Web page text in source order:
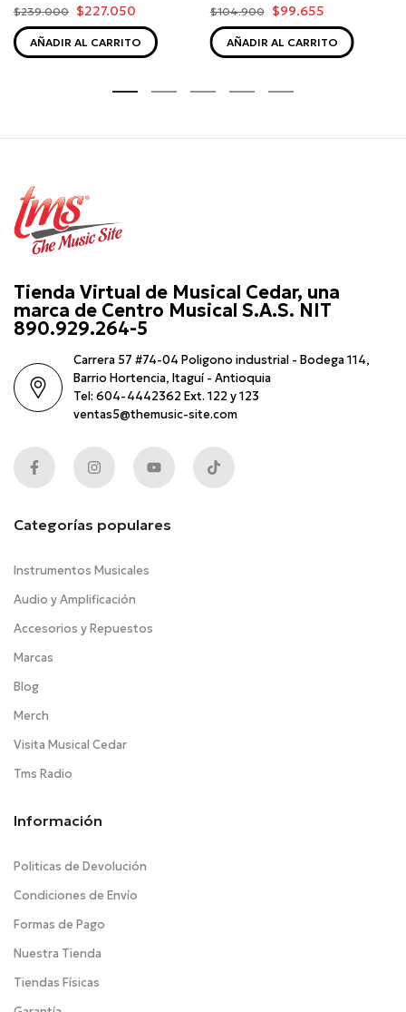
$239.000 $227.050
AÑADIR AL CARRITO
$104.900 $99.655
AÑADIR AL CARRITO
Tienda Virtual de Musical Cedar, una
marca de Centro Musical S.A.S. NIT
890.929.264-5
Carrera 57 #74-04 Poligono industrial - Bodega 114,
Barrio Hortencia, Itaguí - Antioquia
Tel: 604-4442362 Ext. 122 y 123
ventas5@themusic-site.com
Categorías populares
Instrumentos Musicales
Audio y Amplificación
Accesorios y Repuestos
Marcas
Blog
Merch
Visita Musical Cedar
Tms Radio
Información
Politicas de Devolución
Condiciones de Envío
Formas de Pago
Nuestra Tienda
Tiendas Físicas